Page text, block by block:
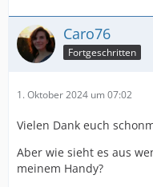
Caro76
Fortgeschritten
1. Oktober 2024 um 07:02
Vielen Dank euch
Aber wie sieht es aus
meinem Handy?